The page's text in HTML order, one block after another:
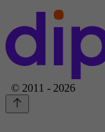
© 2011 - 2026